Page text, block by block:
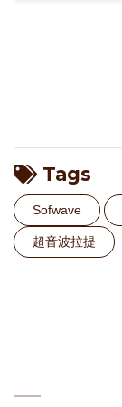
Tags
Sofwave
超音波拉提